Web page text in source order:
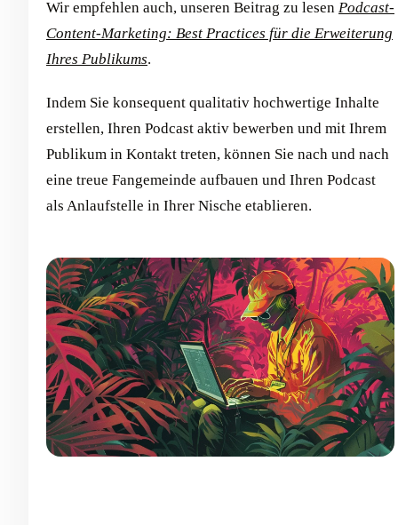
Wir empfehlen auch, unseren Beitrag zu lesen Podcast-
Content-Marketing: Best Practices für die Erweiterung
Ihres Publikums.
Indem Sie konsequent qualitativ hochwertige Inhalte
erstellen, Ihren Podcast aktiv bewerben und mit Ihrem
Publikum in Kontakt treten, können Sie nach und nach
eine treue Fangemeinde aufbauen und Ihren Podcast
als Anlaufstelle in Ihrer Nische etablieren.